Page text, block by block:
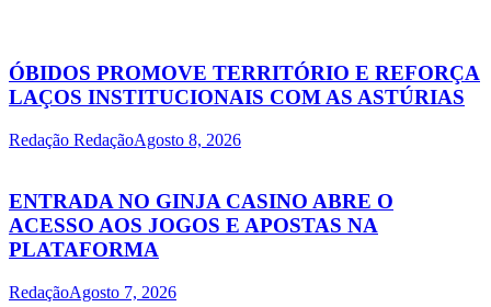
ÓBIDOS PROMOVE TERRITÓRIO E REFORÇA
LAÇOS INSTITUCIONAIS COM AS ASTÚRIAS
Redação RedaçãoAgosto 8, 2026
ENTRADA NO GINJA CASINO ABRE O
ACESSO AOS JOGOS E APOSTAS NA
PLATAFORMA
RedaçãoAgosto 7, 2026